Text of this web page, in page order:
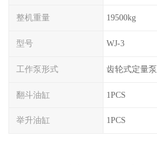
整机重量 19500kg
型号 WJ-3
工作泵形式 齿轮式定量泵
翻斗油缸 1PCS
举升油缸 1PCS